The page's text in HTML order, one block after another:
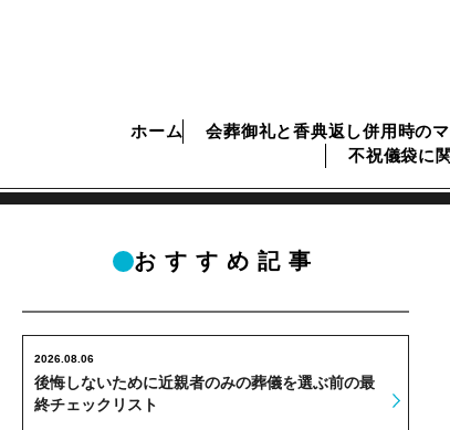
ホーム 会葬御礼と香典返し併用時の
不祝儀袋に
おすすめ記事
後悔しないために近親者のみの葬儀を選ぶ前の最
終チェックリスト
2026.08.06